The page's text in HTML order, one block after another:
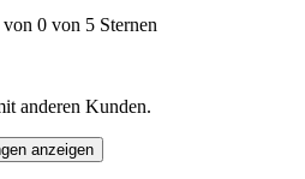
0 von 5 Sternen
anderen Kunden.
anzeigen